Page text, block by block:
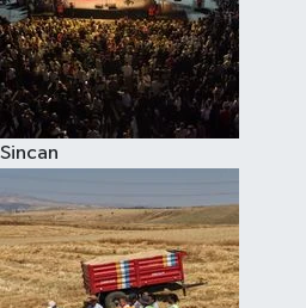
Sincan